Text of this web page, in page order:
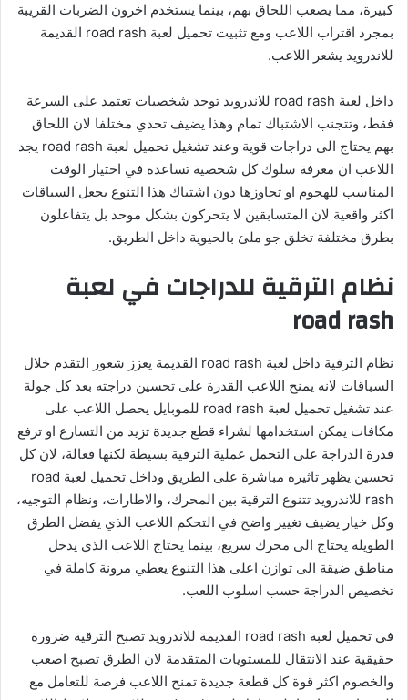
كبيرة، مما يصعب اللحاق بهم، بينما يستخدم اخرون الضربات القريبة
بمجرد اقتراب اللاعب ومع تثبيت تحميل لعبة road rash القديمة
للاندرويد يشعر اللاعب.
داخل لعبة road rash للاندرويد توجد شخصيات تعتمد على السرعة
فقط، وتتجنب الاشتباك تمام وهذا يضيف تحدي مختلفا لان اللحاق
بهم يحتاج الى دراجات قوية وعند تشغيل تحميل لعبة road rash يجد
اللاعب ان معرفة سلوك كل شخصية تساعده في اختيار الوقت
المناسب للهجوم او تجاوزها دون اشتباك هذا التنوع يجعل السباقات
اكثر واقعية لان المتسابقين لا يتحركون بشكل موحد بل يتفاعلون
بطرق مختلفة تخلق جو ملئ بالحيوية داخل الطريق.
نظام الترقية للدراجات في لعبة
road rash
نظام الترقية داخل لعبة road rash القديمة يعزز شعور التقدم خلال
السباقات لانه يمنح اللاعب القدرة على تحسين دراجته بعد كل جولة
عند تشغيل تحميل لعبة road rash للموبايل يحصل اللاعب على
مكافات يمكن استخدامها لشراء قطع جديدة تزيد من التسارع او ترفع
قدرة الدراجة على التحمل عملية الترقية بسيطة لكنها فعالة، لان كل
تحسين يظهر تاثيره مباشرة على الطريق وداخل تحميل لعبة road
rash للاندرويد تتنوع الترقية بين المحرك، والاطارات، ونظام التوجيه،
وكل خيار يضيف تغيير واضح في التحكم اللاعب الذي يفضل الطرق
الطويلة يحتاج الى محرك سريع، بينما يحتاج اللاعب الذي يدخل
مناطق ضيقة الى توازن اعلى هذا التنوع يعطي مرونة كاملة في
تخصيص الدراجة حسب اسلوب اللعب.
في تحميل لعبة road rash القديمة للاندرويد تصبح الترقية ضرورة
حقيقية عند الانتقال للمستويات المتقدمة لان الطرق تصبح اصعب
والخصوم اكثر قوة كل قطعة جديدة تمنح اللاعب فرصة للتعامل مع